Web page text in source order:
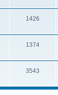
1426
1374
3543